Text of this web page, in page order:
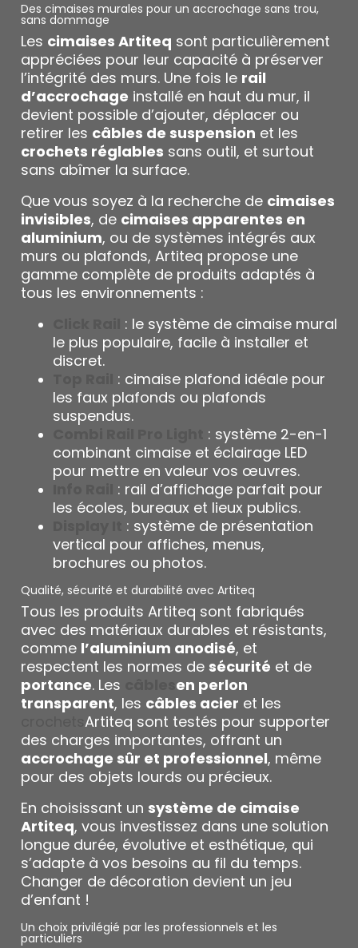
Des cimaises murales pour un accrochage sans trou,
sans dommage
Les cimaises Artiteq sont particulièrement
appréciées pour leur capacité à préserver
l’intégrité des murs. Une fois le rail
d’accrochage installé en haut du mur, il
devient possible d’ajouter, déplacer ou
retirer les câbles de suspension et les
crochets réglables sans outil, et surtout
sans abîmer la surface.
Que vous soyez à la recherche de cimaises
invisibles, de cimaises apparentes en
aluminium, ou de systèmes intégrés aux
murs ou plafonds, Artiteq propose une
gamme complète de produits adaptés à
tous les environnements :
: le système de cimaise mural
le plus populaire, facile à installer et
discret.
: cimaise plafond idéale pour
les faux plafonds ou plafonds
suspendus.
: système 2-en-1
combinant cimaise et éclairage LED
pour mettre en valeur vos œuvres.
: rail d’affichage parfait pour
les écoles, bureaux et lieux publics.
: système de présentation
vertical pour affiches, menus,
brochures ou photos.
Qualité, sécurité et durabilité avec Artiteq
Tous les produits Artiteq sont fabriqués
avec des matériaux durables et résistants,
comme l’aluminium anodisé, et
respectent les normes de sécurité et de
portance. Les
en perlon
transparent, les câbles acier et les
Artiteq sont testés pour supporter
des charges importantes, offrant un
accrochage sûr et professionnel, même
pour des objets lourds ou précieux.
En choisissant un système de cimaise
Artiteq, vous investissez dans une solution
longue durée, évolutive et esthétique, qui
s’adapte à vos besoins au fil du temps.
Changer de décoration devient un jeu
d’enfant !
Un choix privilégié par les professionnels et les
particuliers